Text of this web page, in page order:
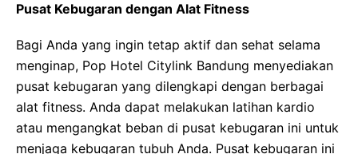
Pusat Kebugaran dengan Alat Fitness
Bagi Anda yang ingin tetap aktif dan sehat selama
menginap, Pop Hotel Citylink Bandung menyediakan
pusat kebugaran yang dilengkapi dengan berbagai
alat fitness. Anda dapat melakukan latihan kardio
atau mengangkat beban di pusat kebugaran ini untuk
menjaga kebugaran tubuh Anda. Pusat kebugaran ini